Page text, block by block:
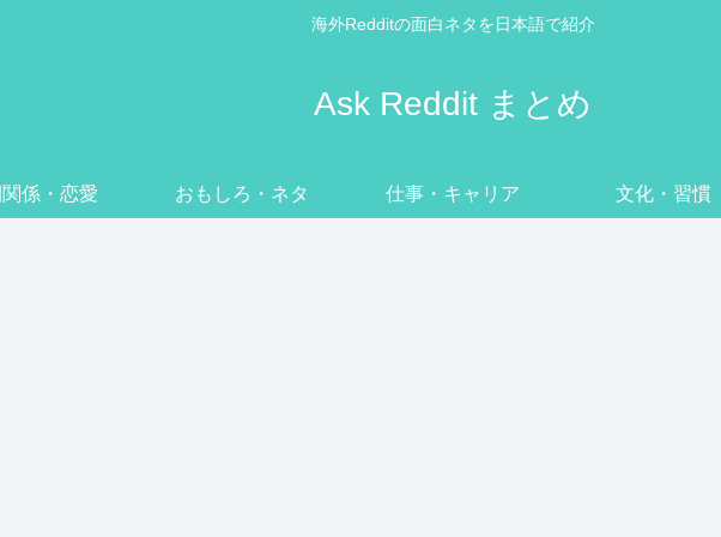
海外Redditの面白ネタを日本語で紹介
Ask Reddit まとめ
関係・恋愛 おもしろ・ネタ 仕事・キャリア 文化・習慣